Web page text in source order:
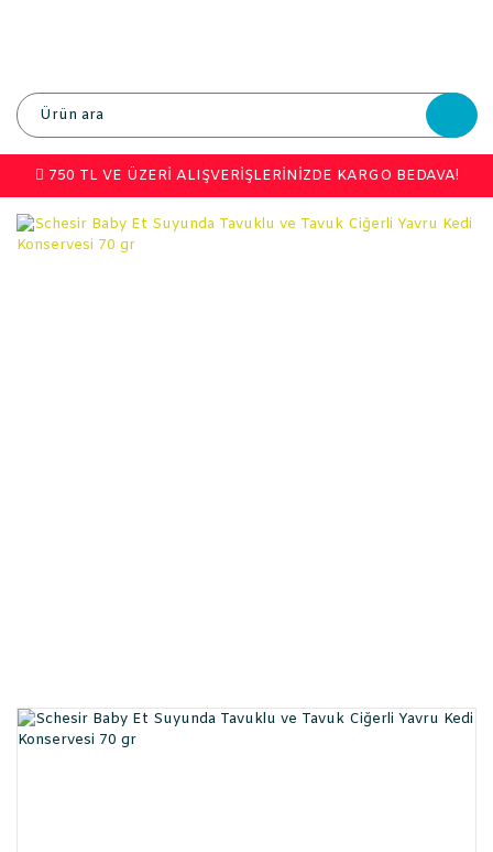
750 TL VE ÜZERİ ALIŞVERİŞLERİNİZDE KARGO BEDAVA!